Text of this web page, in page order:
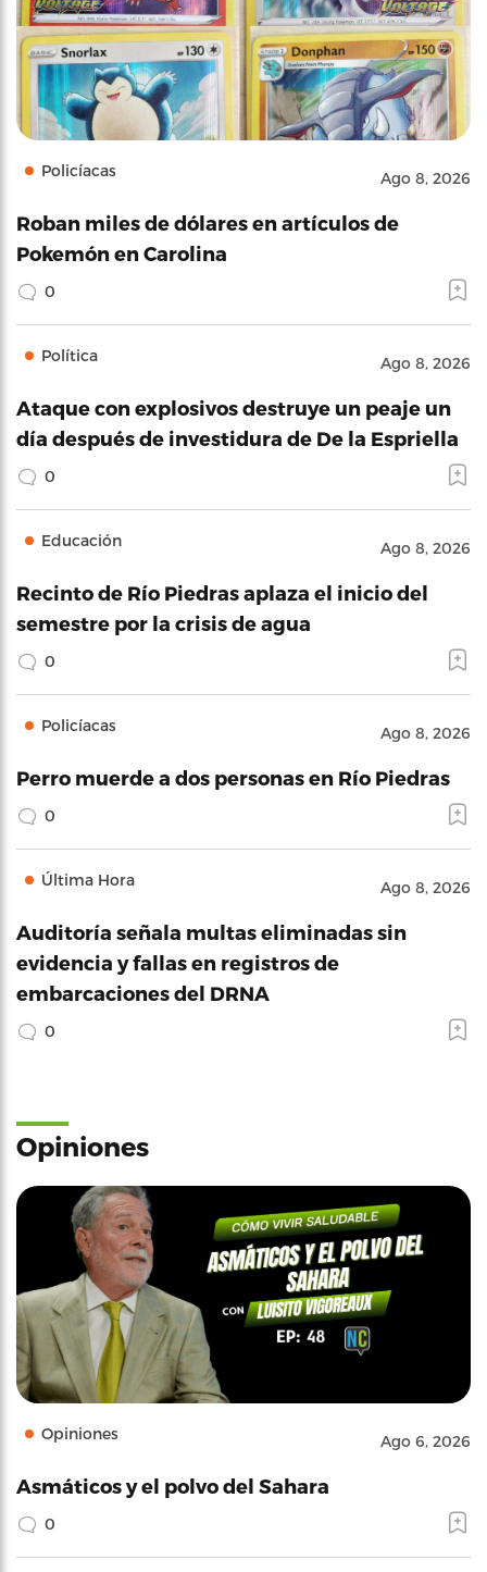
Policíacas Ago 8, 2026
Roban miles de dólares en artículos de
Pokemón en Carolina
0
Política Ago 8, 2026
Ataque con explosivos destruye un peaje un
día después de investidura de De la Espriella
0
Educación Ago 8, 2026
Recinto de Río Piedras aplaza el inicio del
semestre por la crisis de agua
0
Policíacas Ago 8, 2026
Perro muerde a dos personas en Río Piedras
0
Última Hora Ago 8, 2026
Auditoría señala multas eliminadas sin
evidencia y fallas en registros de
embarcaciones del DRNA
0
Opiniones
Opiniones Ago 6, 2026
Asmáticos y el polvo del Sahara
0